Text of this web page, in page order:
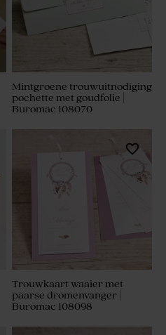
Mintgroene trouwuitnodiging
pochette met goudfolie |
Buromac 108070
Trouwkaart waaier met
paarse dromenvanger |
Buromac 108098